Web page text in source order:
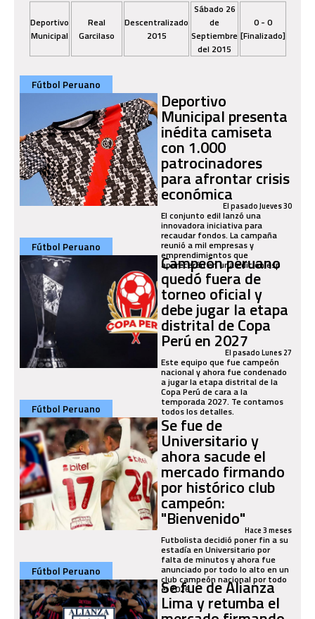
Deportivo
Municipal
Real
Garcilaso
Descentralizado
2015
Sábado 26
de
Septiembre
del 2015
0 - 0
[Finalizado]
Fútbol Peruano
Deportivo
Municipal presenta
inédita camiseta
con 1.000
patrocinadores
para afrontar crisis
económicaEl pasado Jueves 30
El conjunto edil lanzó una
innovadora iniciativa para
recaudar fondos. La campaña
reunió a mil empresas y
emprendimientos que
aparecerán en una edición esp
Fútbol Peruano
Campeón peruano
quedó fuera de
torneo oficial y
debe jugar la etapa
distrital de Copa
Perú en 2027El pasado Lunes 27
Este equipo que fue campeón
nacional y ahora fue condenado
a jugar la etapa distrital de la
Copa Perú de cara a la
temporada 2027. Te contamos
todos los detalles.
Fútbol Peruano
Se fue de
Universitario y
ahora sacude el
mercado firmando
por histórico club
campeón:
"Bienvenido"Hace 3 meses
Futbolista decidió poner fin a su
estadía en Universitario por
falta de minutos y ahora fue
anunciado por todo lo alto en un
club campeón nacional por todo
el 2026.
Fútbol Peruano
Se fue de Alianza
Lima y retumba el